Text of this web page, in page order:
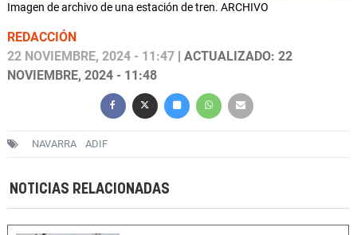
Imagen de archivo de una estación de tren. ARCHIVO
REDACCIÓN
22 NOVIEMBRE, 2024 - 11:47 | ACTUALIZADO: 22
NOVIEMBRE, 2024 - 11:48
NAVARRA ADIF
NOTICIAS RELACIONADAS